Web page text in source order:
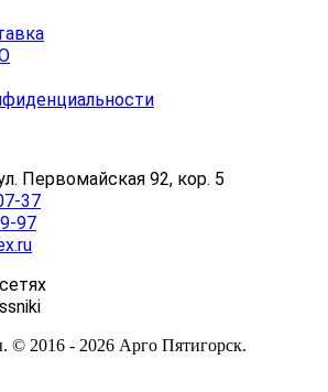
Первомайская 92, кор. 5
37
97
© 2016 - 2026 Арго Пятигорск.